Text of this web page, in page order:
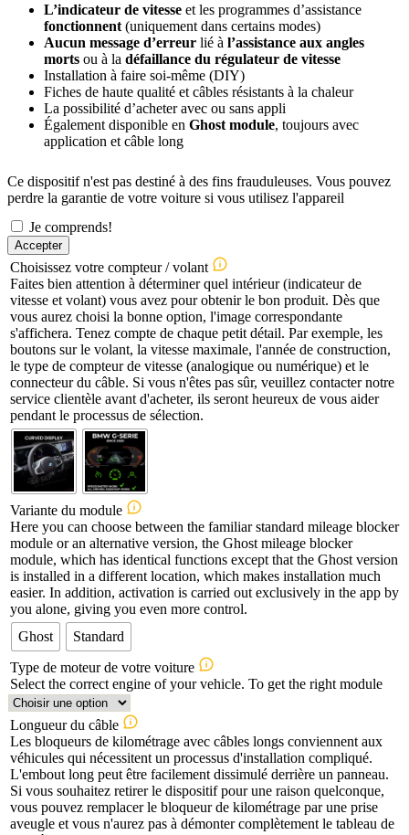
L’indicateur de vitesse et les programmes d’assistance
fonctionnent (uniquement dans certains modes)
Aucun message d’erreur lié à l’assistance aux angles
morts ou à la défaillance du régulateur de vitesse
Installation à faire soi-même (DIY)
Fiches de haute qualité et câbles résistants à la chaleur
La possibilité d’acheter avec ou sans appli
Également disponible en Ghost module, toujours avec
application et câble long
Ce dispositif n'est pas destiné à des fins frauduleuses. Vous pouvez
perdre la garantie de votre voiture si vous utilisez l'appareil
Je comprends!
Accepter
Choisissez votre compteur / volant
Faites bien attention à déterminer quel intérieur (indicateur de
vitesse et volant) vous avez pour obtenir le bon produit. Dès que
vous aurez choisi la bonne option, l'image correspondante
s'affichera. Tenez compte de chaque petit détail. Par exemple, les
boutons sur le volant, la vitesse maximale, l'année de construction,
le type de compteur de vitesse (analogique ou numérique) et le
connecteur du câble. Si vous n'êtes pas sûr, veuillez contacter notre
service clientèle avant d'acheter, ils seront heureux de vous aider
pendant le processus de sélection.
Variante du module
Here you can choose between the familiar standard mileage blocker
module or an alternative version, the Ghost mileage blocker
module, which has identical functions except that the Ghost version
is installed in a different location, which makes installation much
easier. In addition, activation is carried out exclusively in the app by
you alone, giving you even more control.
Ghost
Standard
Type de moteur de votre voiture
Select the correct engine of your vehicle. To get the right module
Longueur du câble
Les bloqueurs de kilométrage avec câbles longs conviennent aux
véhicules qui nécessitent un processus d'installation compliqué.
L'embout long peut être facilement dissimulé derrière un panneau.
Si vous souhaitez retirer le dispositif pour une raison quelconque,
vous pouvez remplacer le bloqueur de kilométrage par une prise
aveugle et vous n'aurez pas à démonter complètement le tableau de